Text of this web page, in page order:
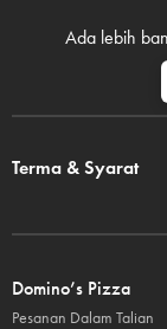
Ada lebih
Terma & Syarat
Domino’s Pizza
Pesanan Dalam Talian